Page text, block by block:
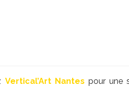
Vertical’Art Nantes pour une